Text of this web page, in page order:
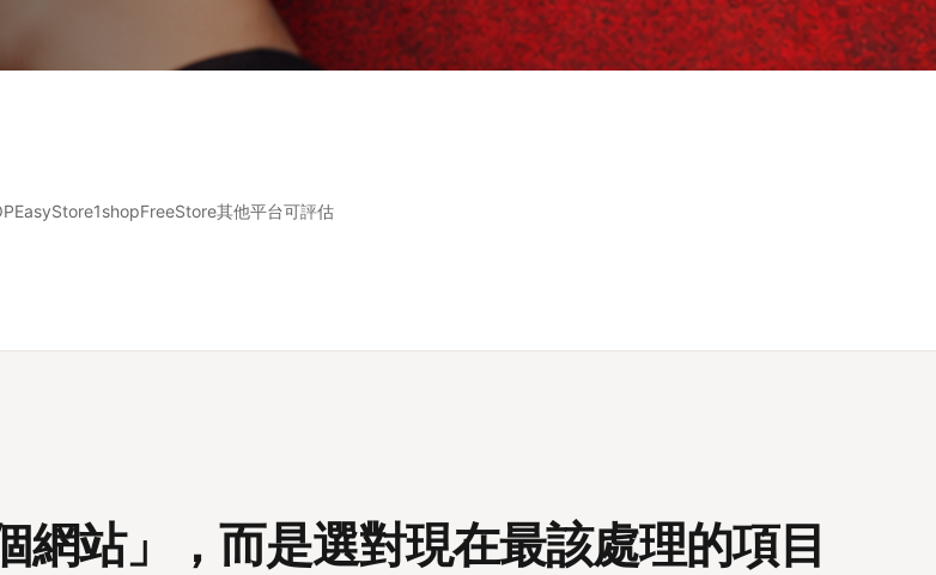
EasyStore1shopFreeStore其他平台可評估
網站」，而是選對現在最該處理的項目